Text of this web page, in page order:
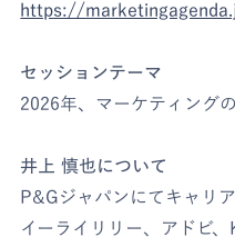
https://
セッションテーマ
2026年、マーケティング
井上 慎也について
P&Gジャパンにてキャリ
イーライリリー、アドビ